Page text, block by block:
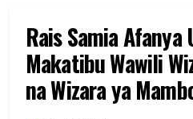
Rais Samia Afanya
Makatibu Wawili
na Wizara ya